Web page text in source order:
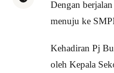
Dengan
menuju ke
Kehadiran Pj
oleh Kepala